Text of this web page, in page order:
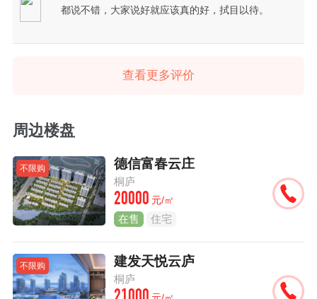
都说不错，大家说好就应该真的好，拭目以待。
查看更多评价
周边楼盘
不限购 德信富春云庄
桐庐
20000 元/㎡
在售 住宅
不限购 建发天悦云庐
桐庐